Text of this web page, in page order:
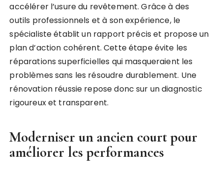
accélérer l’usure du revêtement. Grâce à des
outils professionnels et à son expérience, le
spécialiste établit un rapport précis et propose un
plan d’action cohérent. Cette étape évite les
réparations superficielles qui masqueraient les
problèmes sans les résoudre durablement. Une
rénovation réussie repose donc sur un diagnostic
rigoureux et transparent.
Moderniser un ancien court pour
améliorer les performances